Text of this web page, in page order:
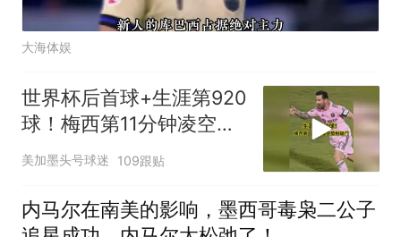
大海体娱
世界杯后首球+生涯第920
球！梅西第11分钟凌空垫
射破门，太帅了
美加墨头号球迷 109跟贴
内马尔在南美的影响，墨西哥毒枭二公子